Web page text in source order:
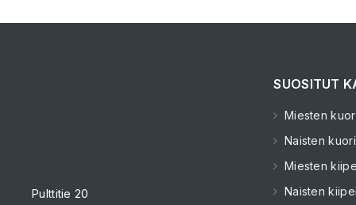
Pulttitie 20
SUOSITUT
Miesten
Naisten
Miesten
Naisten